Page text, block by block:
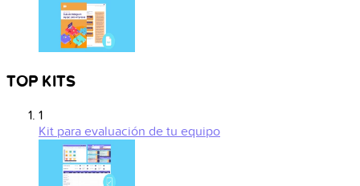
TOP KITS
1
Kit para evaluación de tu equipo